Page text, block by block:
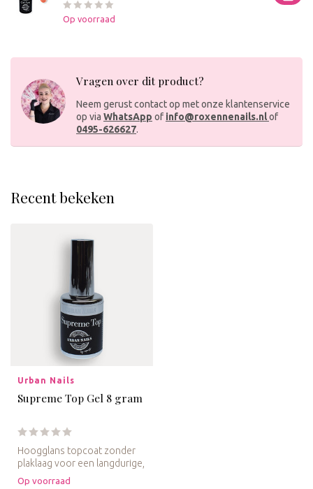
Op voorraad
Vragen over dit product?
Neem gerust contact op met onze klantenservice
op via WhatsApp of info@roxennenails.nlof
0495-626627.
Recent bekeken
Urban Nails
Supreme Top Gel 8 gram
Hoogglans topcoat zonder
plaklaag voor een langdurige,
intense glans en optimale...
Op voorraad